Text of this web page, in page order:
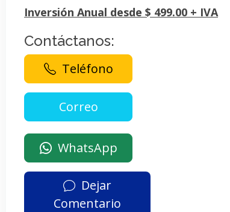
Inversión Anual desde $ 499.00 + IVA
Contáctanos:
Teléfono
WhatsApp
Dejar
Comentario